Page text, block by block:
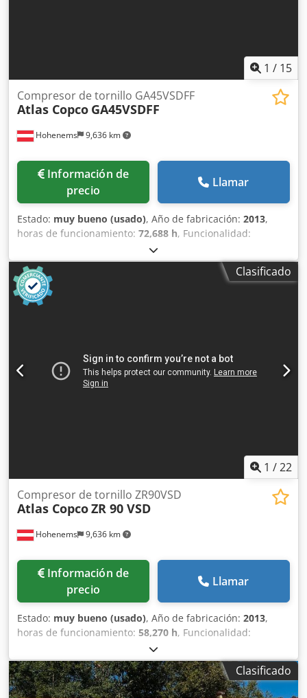
1 / 15
Hohenems 9,636 km
Compresor de tornillo GA45VSDFF
Atlas Copco GA45VSDFF
Información de
precio
Llamar
Estado: muy bueno (usado), Año de fabricación: 2013,
horas de funcionamiento: 72,688 h, Funcionalidad:
, Compresor de tornillo Atlas Copco
GA45VSDFF Inversor y secador integrados. 45 kW 12,75 bar
8,67 m³/min Año de fabricación: 2013 Credpfx Aoznlx Sja
Eef Horas de funcionamiento: 72.688 h
Clasificado
1 /22
Hohenems 9,636 km
Compresor de tornillo ZR90VSD
Atlas CopcoZR 90 VSD
Información de
precio
Llamar
Estado: muy bueno (usado), Año de fabricación: 2013,
horas de funcionamiento: 58,270 h, Funcionalidad:
, Compresor de tornillo sin aceite
Atlas Copco ZR90VSD Convertidor integrado 90 kW 9 bares
Csdpfx Aszmwc Hja Esrf 15,50 m³/min Año de fabricación:
2013 Horas de funcionamiento: 58.270
Clasificado